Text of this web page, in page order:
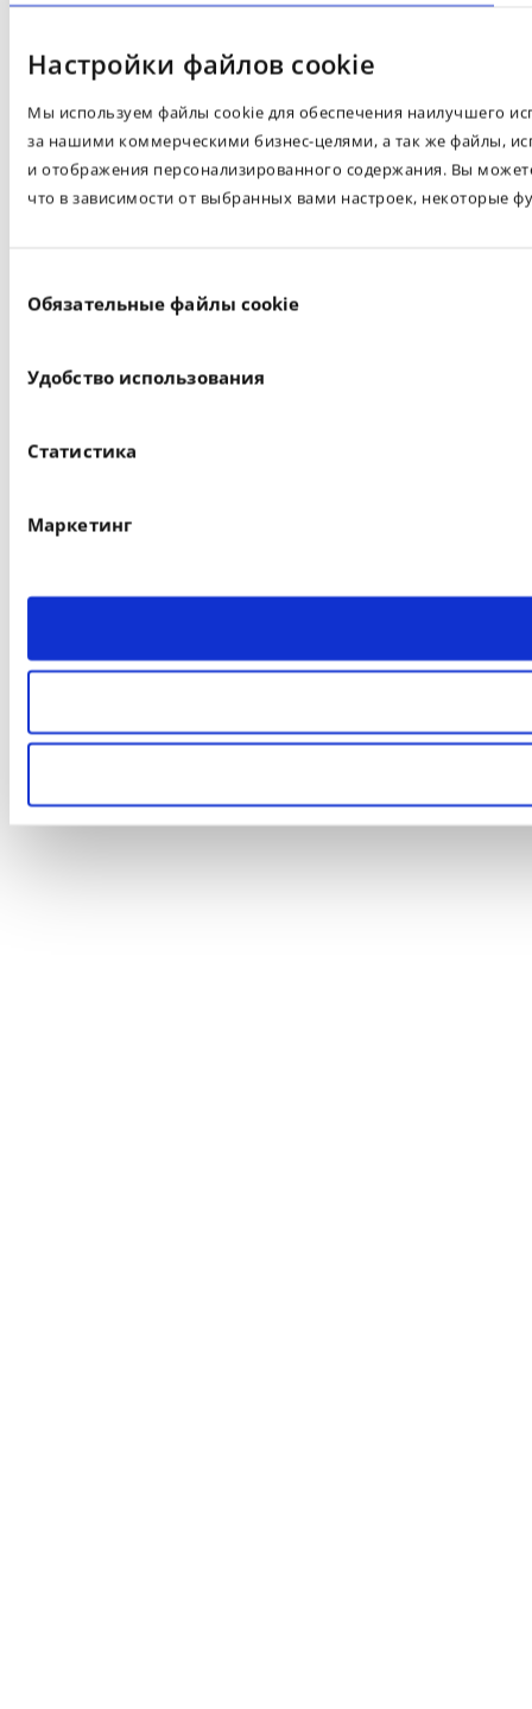
Настройки файлов cookie
Мы используем файлы cookie для обеспечения наилучшего
за нашими коммерческими бизнес-целями, а так же файлы,
и отображения персонализированного содержания. Вы
что в зависимости от выбранных вами настроек, некоторые
согласия
Обязательные файлы cookie
Удобство использования
Статистика
Маркетинг